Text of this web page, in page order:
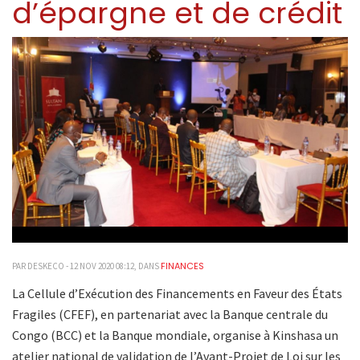
d’épargne et de crédit
PAR DESKECO - 12 NOV 2020 08:12, DANS FINANCES
La Cellule d’Exécution des Financements en Faveur des États
Fragiles (CFEF), en partenariat avec la Banque centrale du
Congo (BCC) et la Banque mondiale, organise à Kinshasa un
atelier national de validation de l’Avant-Projet de Loi sur les